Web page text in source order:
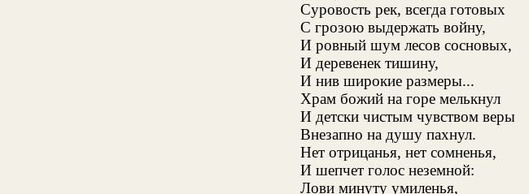
Суровость рек, всегда готовых
С грозою выдержать войну,
И ровный шум лесов сосновых,
И деревенек тишину,
И нив широкие размеры...
Храм божий на горе мелькнул
И детски чистым чувством веры
Внезапно на душу пахнул.
Нет отрицанья, нет сомненья,
И шепчет голос неземной:
Лови минуту умиленья,